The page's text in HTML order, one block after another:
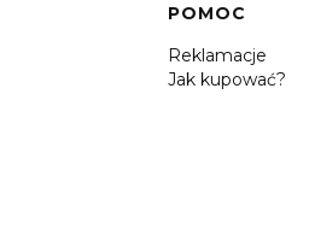
POMOC
Reklamacje
Jak kupować?